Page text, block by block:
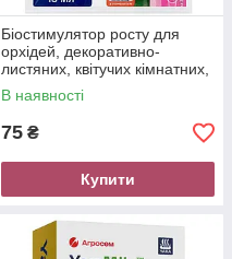
Біостимулятор росту для
орхідей, декоративно-
листяних, квітучих кімнатних,
15 мл, YaraVita
В наявності
75 ₴
Купити